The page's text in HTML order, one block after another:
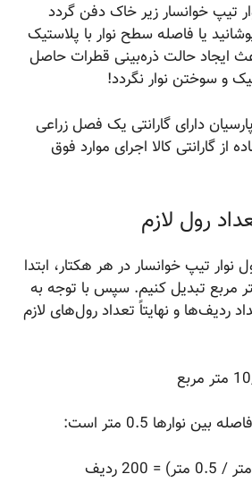
خوانسار زیر خاک دفن گردد
یا فاصله سطح نوار با پلاستیک
ایجاد حالت ذره‌بینی قطرات حاصل
و سوختن نوار نگردد!
دارای گارانتی یک فصل زراعی
گارانتی کالا اجرای موارد فوق
رول لازم
تیپ خوانسار در هر هکتار، ابتدا
تبدیل کنیم. سپس با توجه به
و نهایتاً تعداد رول‌های لازم
0.5 متر است: